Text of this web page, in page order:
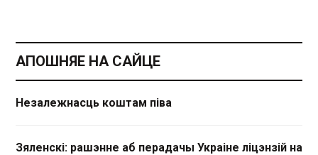
АПОШНЯЕ НА САЙЦЕ
Незалежнасць коштам піва
Зяленскі: рашэнне аб перадачы Украіне ліцэнзій на